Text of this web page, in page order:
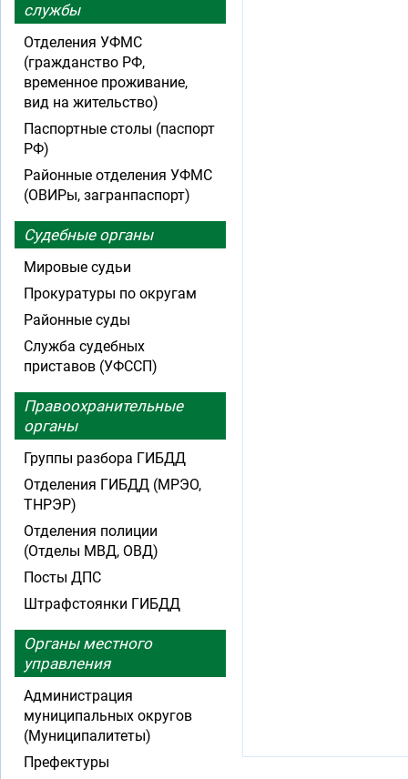
службы
Отделения УФМС
(гражданство РФ,
временное проживание,
вид на жительство)
Паспортные столы (паспорт
РФ)
Районные отделения УФМС
(ОВИРы, загранпаспорт)
Судебные органы
Мировые судьи
Прокуратуры по округам
Районные суды
Служба судебных
приставов (УФССП)
Правоохранительные
органы
Группы разбора ГИБДД
Отделения ГИБДД (МРЭО,
ТНРЭР)
Отделения полиции
(Отделы МВД, ОВД)
Посты ДПС
Штрафстоянки ГИБДД
Органы местного
управления
Администрация
муниципальных округов
(Муниципалитеты)
Префектуры